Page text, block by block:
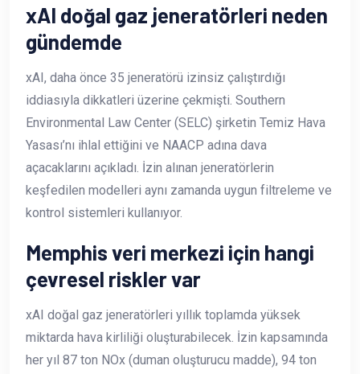
xAI doğal gaz jeneratörleri neden
gündemde
xAI, daha önce 35 jeneratörü izinsiz çalıştırdığı
iddiasıyla dikkatleri üzerine çekmişti. Southern
Environmental Law Center (SELC) şirketin Temiz Hava
Yasası’nı ihlal ettiğini ve NAACP adına dava
açacaklarını açıkladı. İzin alınan jeneratörlerin
keşfedilen modelleri aynı zamanda uygun filtreleme ve
kontrol sistemleri kullanıyor.
Memphis veri merkezi için hangi
çevresel riskler var
xAI doğal gaz jeneratörleri yıllık toplamda yüksek
miktarda hava kirliliği oluşturabilecek. İzin kapsamında
her yıl 87 ton NOx (duman oluşturucu madde), 94 ton